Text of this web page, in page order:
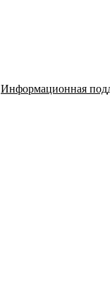
Информационная